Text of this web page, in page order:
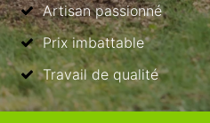
Artisan passionné
Prix imbattable
Travail de qualité